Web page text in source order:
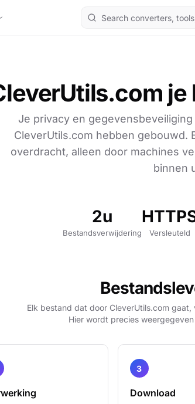
Je privacy en
CleverUtils.com hebben gebouwd.
overdracht, alleen door machines
binnen
2u
Bestandsverwijdering Versleuteld
Elk bestand dat door CleverUtils.com
Hier wordt precies
Download